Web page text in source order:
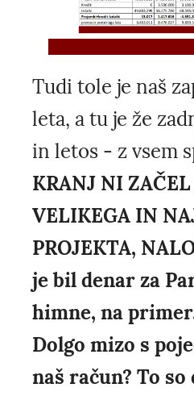
Tudi tole je naš
leta, a tu je že
in letos - z vsem
KRANJ NI
VELIKEGA IN
PROJEKTA,
je bil denar za
himne, na
Dolgo mizo s
naš račun? To so